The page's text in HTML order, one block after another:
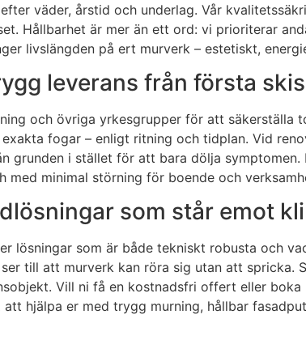
väder, årstid och underlag. Vår
Hållbarhet är mer än ett ord: vi prioriterar
livslängden på ert murverk – estetiskt,
leverans från första
och övriga yrkesgrupper för att säkerställa
fogar – enligt ritning och tidplan. Vid
grunden i stället för att bara dölja
minimal störning för boende och
som står emot
lösningar som är både tekniskt robusta och
till att murverk kan röra sig utan att spricka.
Vill ni få en kostnadsfri offert eller
hjälpa er med trygg murning, hållbar